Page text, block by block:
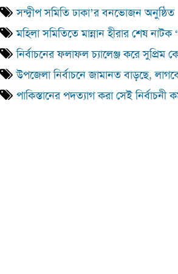
সন্দ্বীপ সমিতি ঢাকা’র বনভোজন অনুষ্ঠিত
মহিলা সমিতিতে মান্নান হীরার শেষ নাটক
নির্বাচনের ফলাফল চ্যালেঞ্জ করে সুপ্রিম
উপজেলা নির্বাচনে জামানত বাড়ছে,
পাকিস্তানের পদত্যাগ করা সেই নির্বাচনী